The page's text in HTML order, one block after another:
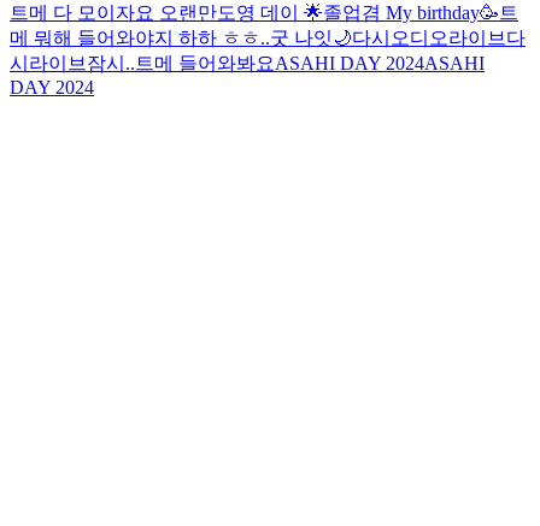
트메 다 모이자요 오랜만도영 데이 🌟졸업겸 My birthday🥳 트
메 뭐해 들어와야지 하하 ㅎㅎ..굿 나잇🌙다시 오디오라이브 다
시 라이브 잠시.. 트메 들어와봐요ASAHI DAY 2024ASAHI
DAY 2024